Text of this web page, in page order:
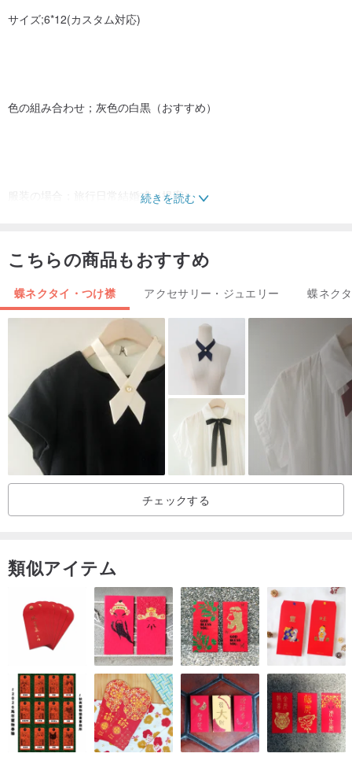
サイズ;6*12(カスタム対応)
色の組み合わせ；灰色の白黒（おすすめ）
服装の場合；旅行日常結婚式（提案）
ネクタイはネクタイと同じ高贵で绅士的なファッションの象徴で、
正式な场合の晩餐会で身につけます。最初はスカーフで首の前にき
れいな結び目を作りました。その後は縫製道の固定に発展しまし
た。内包の象徴とされています。ネクタイは正式な場合に限ったも
のではなく、普通の集まりや出勤もあります。誰がネクタイを結ん
で趣味を組み合わせることができないと言って、あなたは1項の設計
の誇張した結び目を選んで凹の形のためだけあることができて、し
っかり覚えて、ファッション界の要するに—目的がありません。つ
まり、男はカッコ良くなくてもいいですが、自分のセンスを持っ
続きを読む
こちらの商品もおすすめ
蝶ネクタイ・つけ襟 アクセサリー・ジュエリー 蝶ネク
チェックする
類似アイテム